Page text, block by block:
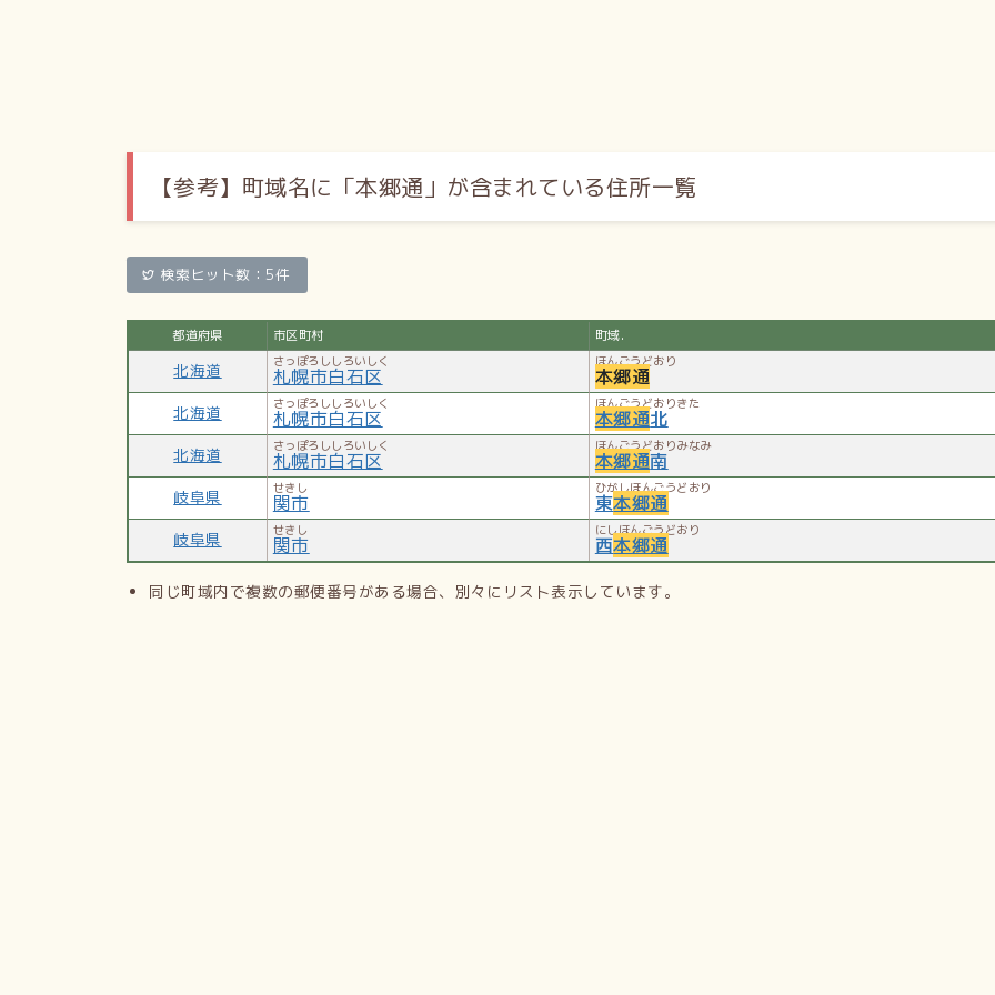
【参考】 町域名に「本郷通」が含まれている住所一覧
検索ヒット数：5件
都道府県 市区町村 町域.
北海道 さっぽろししろいしく
札幌市白石区
ほんごうどおり
本郷通
北海道 さっぽろししろいしく
札幌市白石区
ほんごうどおりきた
本郷通北
北海道 さっぽろししろいしく
札幌市白石区
ほんごうどおりみなみ
本郷通南
岐阜県 せきし
関市
ひがしほんごうどおり
東本郷通
岐阜県 せきし
関市
にしほんごうどおり
西本郷通
同じ町域内で複数の郵便番号がある場合、別々にリスト表示しています。